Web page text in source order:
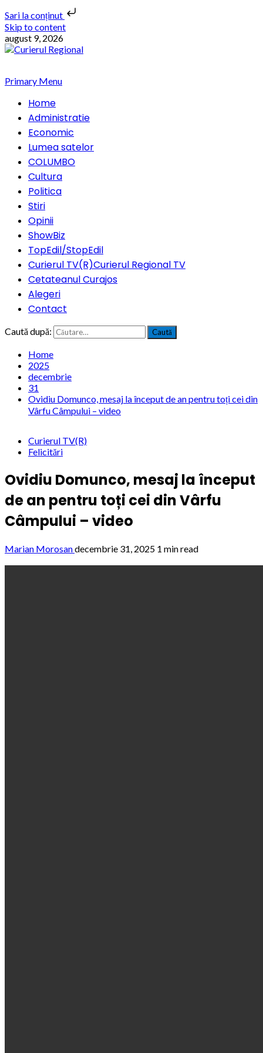
Sari la conținut
Skip to content
august 9, 2026
Primary Menu
Home
Administratie
Economic
Lumea satelor
COLUMBO
Cultura
Politica
Stiri
Opinii
ShowBiz
TopEdil/StopEdil
Curierul TV(R)Curierul Regional TV
Cetateanul Curajos
Alegeri
Contact
Caută după:
Home
2025
decembrie
31
Ovidiu Domunco, mesaj la început de an pentru toți cei din
Vârfu Câmpului – video
Curierul TV(R)
Felicitări
Ovidiu Domunco, mesaj la început
de an pentru toți cei din Vârfu
Câmpului – video
Marian Morosandecembrie 31, 2025 1 min read